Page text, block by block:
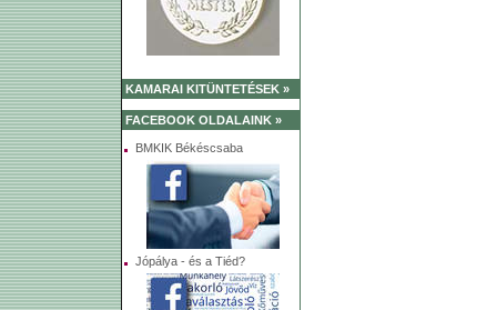
KAMARAI KITÜNTETÉSEK »
FACEBOOK OLDALAINK »
BMKIK Békéscsaba
Jópálya - és a Tiéd?